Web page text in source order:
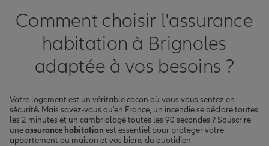
Comment choisir l'assurance
habitation à Brignoles
adaptée à vos besoins ?
Votre logement est un véritable cocon où vous vous sentez en
sécurité. Mais savez-vous qu'en France, un incendie se déclare toutes
les 2 minutes et un cambriolage toutes les 90 secondes ? Souscrire
uneassurance habitation est essentiel pour protéger votre
appartement ou maison et vos biens du quotidien.